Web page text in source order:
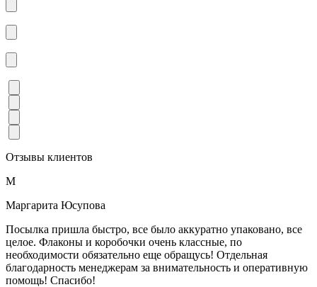
Отзывы клиентов
М
Маргарита Юсупова
Посылка пришла быстро, все было аккуратно упаковано, все
целое. Флаконы и коробочки очень классные, по
необходимости обязательно еще обращусь! Отдельная
благодарность менеджерам за внимательность и оперативную
помощь! Спасибо!